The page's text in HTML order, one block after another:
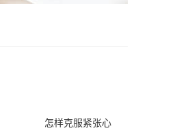
怎样克服紧张心